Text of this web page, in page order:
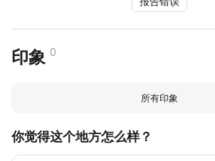
印象 0
所有印象
你觉得这个地方怎么样？